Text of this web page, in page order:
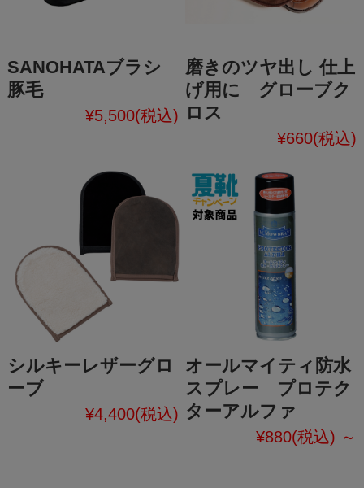
SANOHATAブラシ
豚毛
¥5,500(税込)
磨きのツヤ出し 仕上
げ用に グローブク
ロス
¥660(税込)
シルキーレザーグロ
ーブ
¥4,400(税込)
オールマイティ防水
スプレー プロテク
ターアルファ
¥880(税込) ～